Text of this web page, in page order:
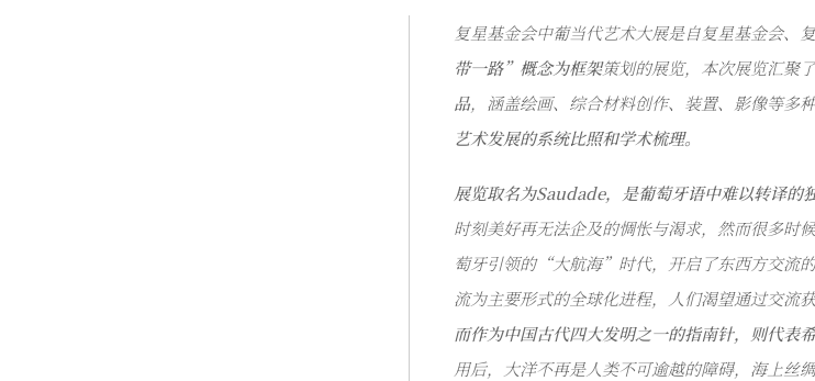
复星基金会中葡当代艺术大展是自复星基金会、
带一路” 概念为框架策划的展览，本次展览汇聚了
品，涵盖绘画、综合材料创作、装置、影像等多
艺术发展的系统比照和学术梳理。
展览取名为Saudade，是葡萄牙语中难以转译的
时刻美好再无法企及的惆怅与渴求，然而很多时
萄牙引领的“大航海”时代，开启了东西方交流
流为主要形式的全球化进程，人们渴望通过交流
而作为中国古代四大发明之一的指南针，则代表希
用后，大洋不再是人类不可逾越的障碍，海上丝